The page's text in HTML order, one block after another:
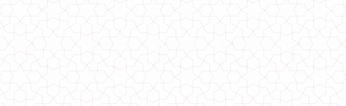
Довгий жіночий сарафан в полоску "Штапель"